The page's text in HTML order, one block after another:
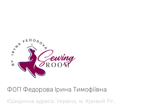
ФОП Федорова Ірина Тимофіївна
Юридична адреса: Україна, м. Кривий Ріг,